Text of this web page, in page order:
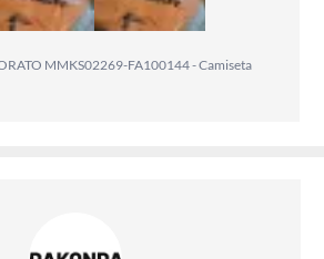
MMKS02269-FA100144 - Camiseta